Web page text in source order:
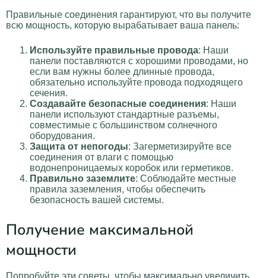
Правильные соединения гарантируют, что вы получите
всю мощность, которую вырабатывает ваша панель:
Используйте правильные провода: Наши
панели поставляются с хорошими проводами, но
если вам нужны более длинные провода,
обязательно используйте провода подходящего
сечения.
Создавайте безопасные соединения: Наши
панели используют стандартные разъемы,
совместимые с большинством солнечного
оборудования.
Защита от непогоды: Загерметизируйте все
соединения от влаги с помощью
водонепроницаемых коробок или герметиков.
Правильно заземлите: Соблюдайте местные
правила заземления, чтобы обеспечить
безопасность вашей системы.
Получение максимальной
мощности
Попробуйте эти советы, чтобы максимально увеличить